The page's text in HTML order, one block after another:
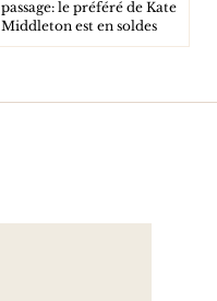
passage: le préféré de Kate
Middleton est en soldes